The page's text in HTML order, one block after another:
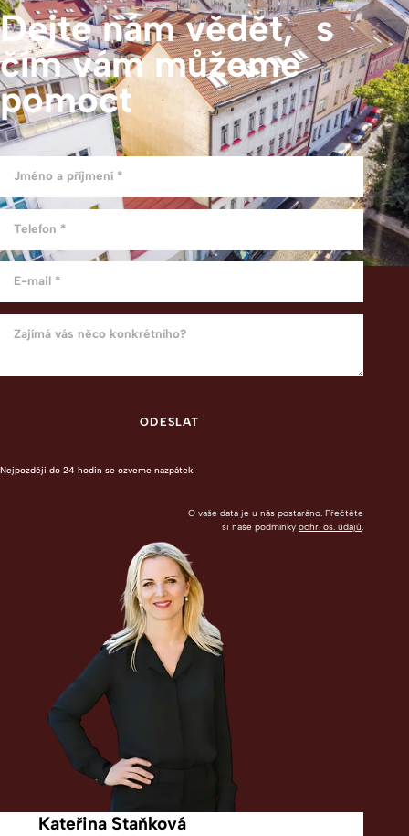
Dejte nám vědět, s
čím vám můžeme
pomoct
Jméno a příjmení *
Telefon *
E-mail *
Zajímá vás něco konkrétního?
Nejpozději do 24 hodin se ozveme nazpátek.
O vaše data je u nás postaráno. Přečtěte
si naše podmínky ochr. os. údajů.
Kateřina Staňková